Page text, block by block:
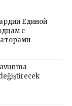
Единой
с